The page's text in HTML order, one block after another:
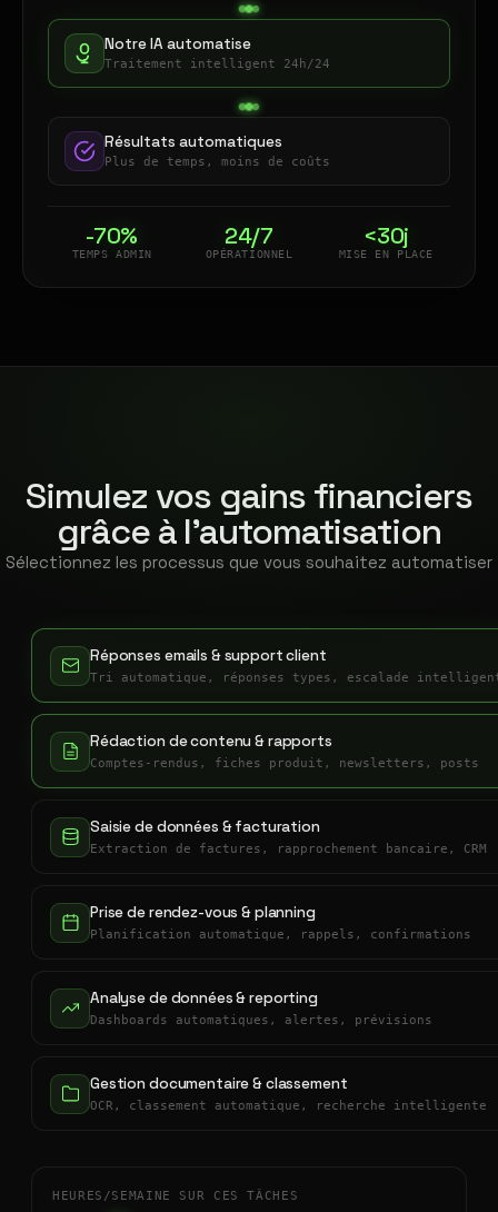
Notre IA automatise
Traitement intelligent 24h/24
Résultats automatiques
Plus de temps, moins de coûts
-70%
TEMPS ADMIN
24/7
OPÉRATIONNEL
<30j
MISE EN PLACE
Simulez vos gains financiers
grâce à l'automatisation
Sélectionnez les processus que vous souhaitez automatiser
Réponses emails & support client
Tri automatique, réponses types, escalade
Rédaction de contenu & rapports
Comptes-rendus, fiches produit, newsletters, posts
Saisie de données & facturation
Extraction de factures, rapprochement bancaire, CRM
Prise de rendez-vous & planning
Planification automatique, rappels, confirmations
Analyse de données & reporting
Dashboards automatiques, alertes, prévisions
Gestion documentaire & classement
OCR, classement automatique, recherche intelligente
HEURES/SEMAINE SUR CES TÂCHES